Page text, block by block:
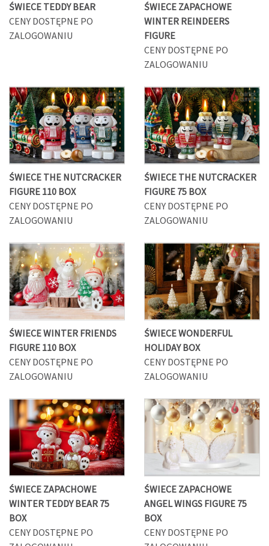
ŚWIECE TEDDY BEAR
CENY DOSTĘPNE PO
ZALOGOWANIU
ŚWIECE ZAPACHOWE
WINTER REINDEERS
FIGURE
CENY DOSTĘPNE PO
ZALOGOWANIU
ŚWIECE THE NUTCRACKER
FIGURE 110 BOX
CENY DOSTĘPNE PO
ZALOGOWANIU
ŚWIECE THE NUTCRACKER
FIGURE 75 BOX
CENY DOSTĘPNE PO
ZALOGOWANIU
ŚWIECE WINTER FRIENDS
FIGURE 110 BOX
CENY DOSTĘPNE PO
ZALOGOWANIU
ŚWIECE WONDERFUL
HOLIDAY BOX
CENY DOSTĘPNE PO
ZALOGOWANIU
ŚWIECE ZAPACHOWE
WINTER TEDDY BEAR 75
BOX
CENY DOSTĘPNE PO
ŚWIECE ZAPACHOWE
ANGEL WINGS FIGURE 75
BOX
CENY DOSTĘPNE PO